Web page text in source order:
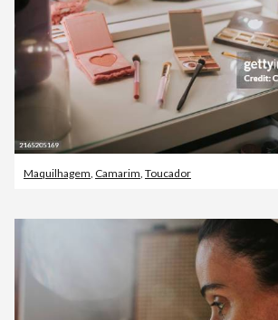
Maquilhagem Camarim Toucador